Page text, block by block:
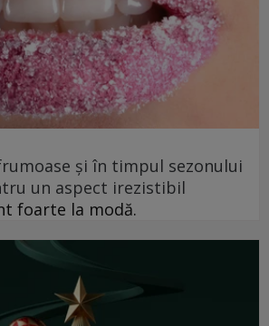
şi în timpul sezonului
un aspect irezistibil
foarte la modă.